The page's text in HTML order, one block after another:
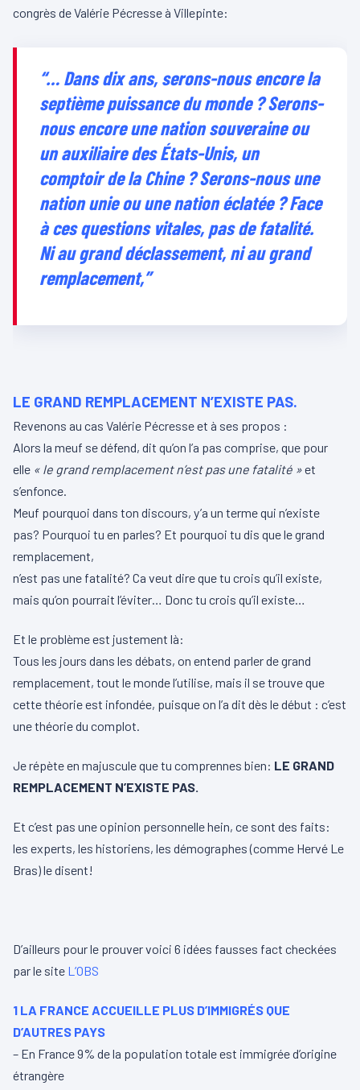
congrès de Valérie Pécresse à Villepinte:
“… Dans dix ans, serons-nous encore la
septième puissance du monde ? Serons-
nous encore une nation souveraine ou
un auxiliaire des États-Unis, un
comptoir de la Chine ? Serons-nous une
nation unie ou une nation éclatée ? Face
à ces questions vitales, pas de fatalité.
Ni au grand déclassement, ni au grand
remplacement​,”
LE GRAND REMPLACEMENT N’EXISTE PAS.
Revenons au cas Valérie Pécresse et à ses propos :
Alors la meuf se défend, dit qu’on l’a pas comprise, que pour
elle « le grand remplacement n’est pas une fatalité »et
s’enfonce.
Meuf pourquoi dans ton discours, y’a un terme qui n’existe
pas? Pourquoi tu en parles? Et pourquoi tu dis que le grand
remplacement,
n’est pas une fatalité? Ca veut dire que tu crois qu’il existe,
mais qu’on pourrait l’éviter… Donc tu crois qu’il existe…
Et le problème est justement là:
Tous les jours dans les débats, on entend parler de grand
remplacement, tout le monde l’utilise, mais il se trouve que
cette théorie est infondée, puisque on l’a dit dès le début : c’est
une théorie du complot.
Je répète en majuscule que tu comprennes bien: LE GRAND
REMPLACEMENT N’EXISTE PAS.
Et c’est pas une opinion personnelle hein, ce sont des faits:
les experts, les historiens, les démographes (comme Hervé Le
Bras) le disent!
D’ailleurs pour le prouver voici 6 idées fausses fact checkées
par le site L’OBS
1 LA FRANCE ACCUEILLE PLUS D’IMMIGRÉS QUE
D’AUTRES PAYS
– En France 9% de la population totale est immigrée d’origine
étrangère